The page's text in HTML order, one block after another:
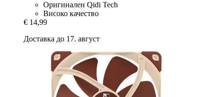
Оригинален Qidi Tech
Високо качество
€ 14,99
Доставка до 17. август